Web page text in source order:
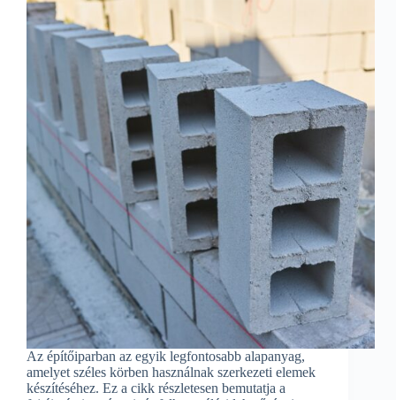
Az építőiparban az egyik legfontosabb alapanyag,
amelyet széles körben használnak szerkezeti elemek
készítéséhez. Ez a cikk részletesen bemutatja a